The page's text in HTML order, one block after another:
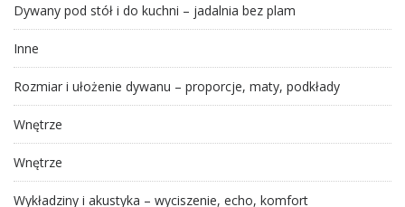
Dywany pod stół i do kuchni – jadalnia bez plam
Inne
Rozmiar i ułożenie dywanu – proporcje, maty, podkłady
Wnętrze
Wnętrze
Wykładziny i akustyka – wyciszenie, echo, komfort